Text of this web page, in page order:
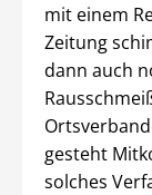
mit einem
Zeitung
dann auch
gesteht
solches